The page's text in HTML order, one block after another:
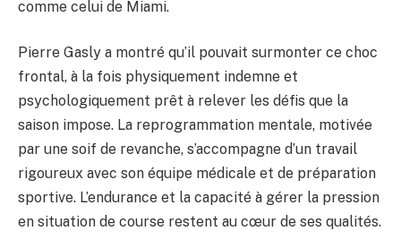
comme celui de Miami.
Pierre Gasly a montré qu’il pouvait surmonter ce choc
frontal, à la fois physiquement indemne et
psychologiquement prêt à relever les défis que la
saison impose. La reprogrammation mentale, motivée
par une soif de revanche, s’accompagne d’un travail
rigoureux avec son équipe médicale et de préparation
sportive. L’endurance et la capacité à gérer la pression
en situation de course restent au cœur de ses qualités.